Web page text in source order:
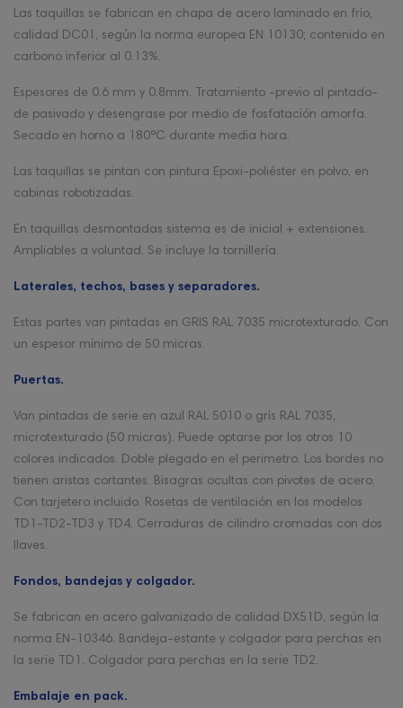
Las taquillas se fabrican en chapa de acero laminado en frío,
calidad DC01, según la norma europea EN 10130; contenido en
carbono inferior al 0.13%.
Espesores de 0.6 mm y 0.8mm. Tratamiento -previo al pintado-
de pasivado y desengrase por medio de fosfatación amorfa.
Secado en horno a 180ºC durante media hora.
Las taquillas se pintan con pintura Epoxi-poliéster en polvo, en
cabinas robotizadas.
En taquillas desmontadas sistema es de inicial + extensiones.
Ampliables a voluntad. Se incluye la tornillería.
Laterales, techos, bases y separadores.
Estas partes van pintadas en GRIS RAL 7035 microtexturado. Con
un espesor mínimo de 50 micras.
Puertas.
Van pintadas de serie en azul RAL 5010 o gris RAL 7035,
microtexturado (50 micras). Puede optarse por los otros 10
colores indicados. Doble plegado en el perimetro. Los bordes no
tienen aristas cortantes. Bisagras ocultas con pivotes de acero.
Con tarjetero incluido. Rosetas de ventilación en los modelos
TD1-TD2-TD3 y TD4. Cerraduras de cilindro cromadas con dos
llaves.
Fondos, bandejas y colgador.
Se fabrican en acero galvanizado de calidad DX51D, según la
norma EN-10346. Bandeja-estante y colgador para perchas en
la serie TD1. Colgador para perchas en la serie TD2.
Embalaje en pack.